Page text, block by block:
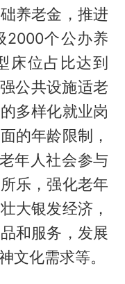
养老金，推进
2000个公办养
床位占比达到
公共设施适老
多样化就业岗
的年龄限制，
年人社会参与
乐，强化老年
大银发经济，
和服务，发展
文化需求等。